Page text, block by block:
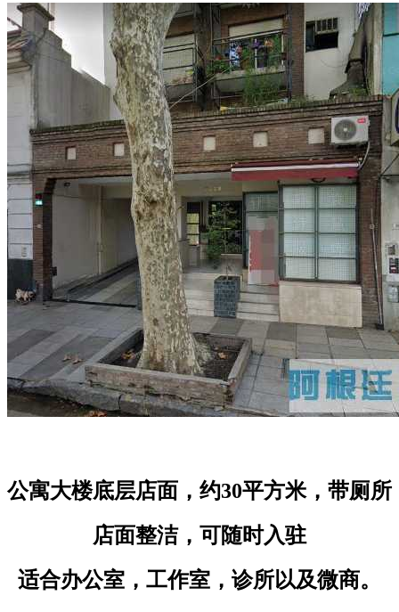
公寓大楼底层店面，约30平方米，带厕所
店面整洁，可随时入驻
适合办公室，工作室，诊所以及微商。